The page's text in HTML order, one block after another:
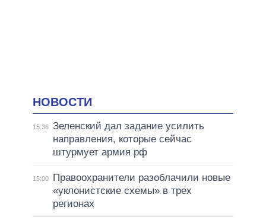
НОВОСТИ
15:36 Зеленский дал задание усилить
направления, которые сейчас
штурмует армия рф
15:00
Правоохранители разоблачили новые
«уклонистские схемы» в трех
регионах